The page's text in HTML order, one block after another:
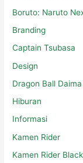
Boruto: Naruto
Branding
Captain Tsubasa
Design
Dragon Ball Daima
Hiburan
Informasi
Kamen Rider
Kamen Rider